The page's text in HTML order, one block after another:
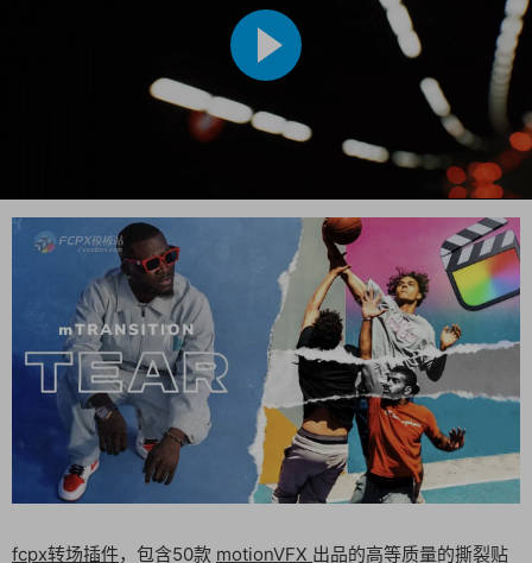
fcpx转场插件，包含50款 motionVFX 出品的高等质量的撕裂贴